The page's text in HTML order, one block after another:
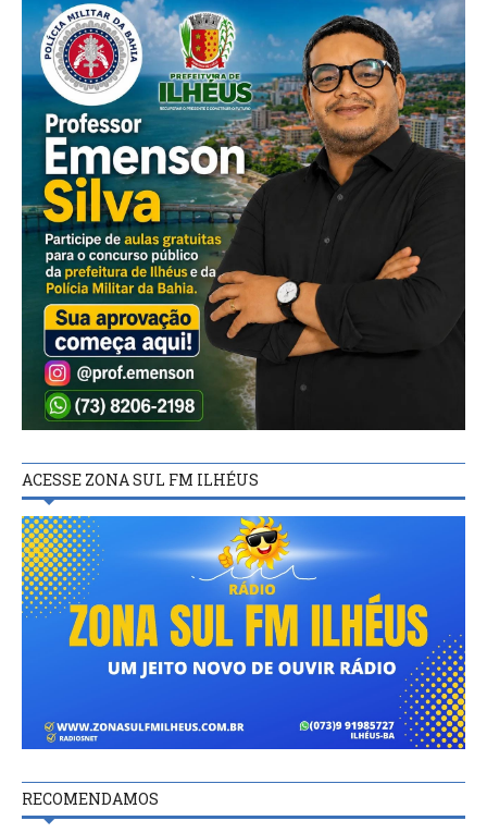
ACESSE ZONA SUL FM ILHÉUS
RECOMENDAMOS